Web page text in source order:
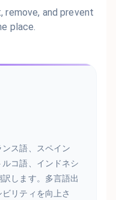
remove, and prevent
place.
ス語、スペイン
コ語、インドネシ
します。多言語出
リティを向上さ